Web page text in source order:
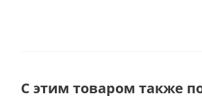
С этим товаром также